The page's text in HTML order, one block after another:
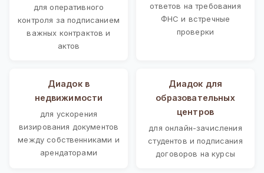
для оперативного
контроля за подписанием
важных контрактов и
актов
ответов на требования
ФНС и встречные
проверки
Диадок в
недвижимости
для ускорения
визирования документов
между собственниками и
арендаторами
Диадок для
образовательных
центров
для онлайн-зачисления
студентов и подписания
договоров на курсы